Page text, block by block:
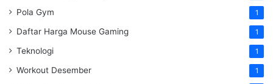
Pola Gym 1
Daftar Harga Mouse Gaming 1
Teknologi 1
Workout Desember 1